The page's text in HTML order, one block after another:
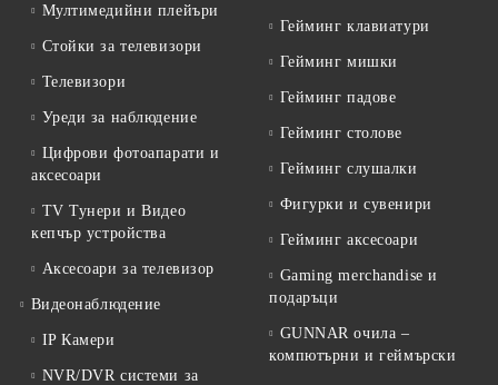
Мултимедийни плейъри
Стойки за телевизори
Телевизори
Уреди за наблюдение
Цифрови фотоапарати и
аксесоари
TV Тунери и Видео
кепчър устройства
Аксесоари за телевизор
Видеонаблюдение
IP Камери
NVR/DVR системи за
Гейминг клавиатури
Гейминг мишки
Гейминг падове
Гейминг столове
Гейминг слушалки
Фигурки и сувенири
Гейминг аксесоари
Gaming merchandise и
подаръци
GUNNAR очила –
компютърни и геймърски